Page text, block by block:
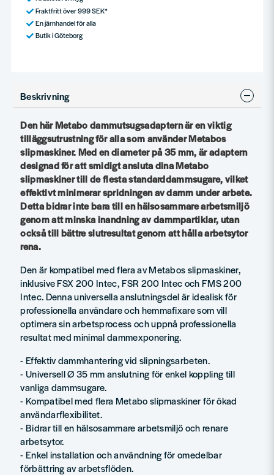
Fraktfritt över 999 SEK*
En järnhandel för alla
Butik i Göteborg
Beskrivning
Den här Metabo dammutsugsadaptern är en viktig
tilläggsutrustning för alla som använder Metabos
slipmaskiner. Med en diameter på 35 mm, är adaptern
designad för att smidigt ansluta dina Metabo
slipmaskiner till de flesta standarddammsugare, vilket
effektivt minimerar spridningen av damm under arbete.
Detta bidrar inte bara till en hälsosammare arbetsmiljö
genom att minska inandning av dammpartiklar, utan
också till bättre slutresultat genom att hålla arbetsytor
rena.
Den är kompatibel med flera av Metabos slipmaskiner,
inklusive FSX 200 Intec, FSR 200 Intec och FMS 200
Intec. Denna universella anslutningsdel är idealisk för
professionella användare och hemmafixare som vill
optimera sin arbetsprocess och uppnå professionella
resultat med minimal dammexponering.
- Effektiv dammhantering vid slipningsarbeten.
- Universell Ø 35 mm anslutning för enkel koppling till
vanliga dammsugare.
- Kompatibel med flera Metabo slipmaskiner för ökad
användarflexibilitet.
- Bidrar till en hälsosammare arbetsmiljö och renare
arbetsytor.
- Enkel installation och användning för omedelbar
förbättring av arbetsflöden.